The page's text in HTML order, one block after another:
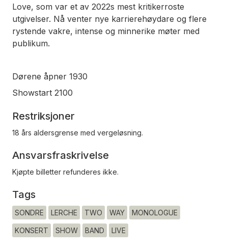
Love, som var et av 2022s mest kritikerroste
utgivelser. Nå venter nye karrierehøydare og flere
rystende vakre, intense og minnerike møter med
publikum.
Dørene åpner 1930
Showstart 2100
Restriksjoner
18 års aldersgrense med vergeløsning.
Ansvarsfraskrivelse
Kjøpte billetter refunderes ikke.
Tags
SONDRE LERCHE TWO WAY MONOLOGUE
KONSERT SHOW BAND LIVE